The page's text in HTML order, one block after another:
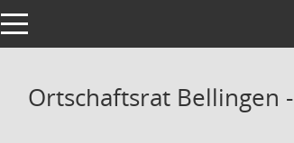
Toggle navigation
Ortschaftsrat Bellingen